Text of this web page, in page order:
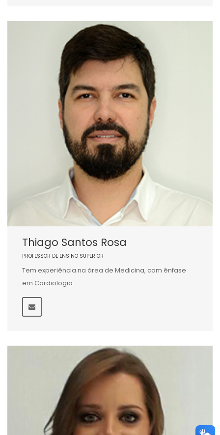
Thiago Santos Rosa
PROFESSOR DE ENSINO SUPERIOR
Tem experiência na área de Medicina, com ênfase
em Cardiologia